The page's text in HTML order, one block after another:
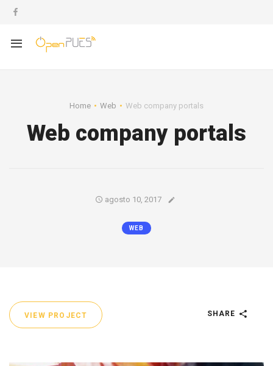
Home Web Web company portals
Web company portals
agosto 10, 2017
WEB
VIEW PROJECT SHARE